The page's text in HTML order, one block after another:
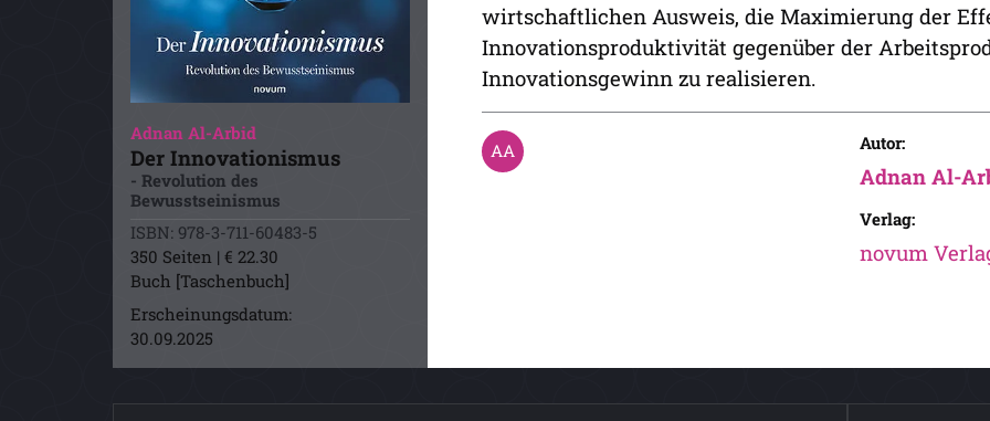
Adnan Al-Arbid
Der Innovationismus
- Revolution des
Bewusstseinismus
ISBN: 978-3-711-60483-5
350 Seiten | € 22.30
Buch [Taschenbuch]
Erscheinungsdatum:
30.09.2025
wirtschaftlichen Ausweis, die Maximierung der
Innovationsproduktivität gegenüber der
Innovationsgewinn zu realisieren.
Autor:
Adnan Al-
Verlag:
novum